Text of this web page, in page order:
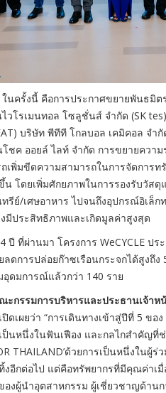
นครั้งนี้ คือการประกาศขยายพันธมิ
ไวโรเมนทอล โซลูชั่นส์ จำกัด (SK
บริษัท พีทีที โกลบอล เคมิคอล จำ
ชค ออยล์ ไลท์ จำกัด การขยายควา
ถเพิ่มขีดความสามารถในการจัดการ
น โดยเพิ่มศักยภาพในการรองรับวัส
ย์/เศษอาหาร ไปจนถึงอุปกรณ์อิเล็ก
มีประสิทธิภาพและเกิดมูลค่าสูงสุด
ปี ที่ผ่านมา โครงการ WeCYCLE ป
ดการปล่อยก๊าซเรือนกระจกได้สูงถึ
ดมการณ์แล้วกว่า 140 ราย
กรรมการบริหารและประธานเจ้าห
เปิดเผยว่า “การเดินทางเข้าสู่ปีที่ 5 ข
เป็นหนึ่งในฟันเฟือง และกลไกสำคัญ
THAILAND’ด้วยการเป็นหนึ่งใน
งอีกต่อไป แต่คือทรัพยากรที่มีคุณค่าเ
งผู้นำอุตสาหกรรม ผู้เชี่ยวชาญด้าน